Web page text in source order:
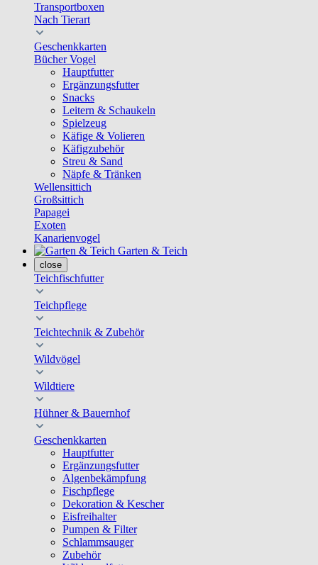
Transportboxen
Nach Tierart
Geschenkkarten
Bücher Vogel
Hauptfutter
Ergänzungsfutter
Snacks
Leitern & Schaukeln
Spielzeug
Käfige & Volieren
Käfigzubehör
Streu & Sand
Näpfe & Tränken
Wellensittich
Großsittich
Papagei
Exoten
Kanarienvogel
Garten & Teich
close
Teichfischfutter
Teichpflege
Teichtechnik & Zubehör
Wildvögel
Wildtiere
Hühner & Bauernhof
Geschenkkarten
Hauptfutter
Ergänzungsfutter
Algenbekämpfung
Fischpflege
Dekoration & Kescher
Eisfreihalter
Pumpen & Filter
Schlammsauger
Zubehör